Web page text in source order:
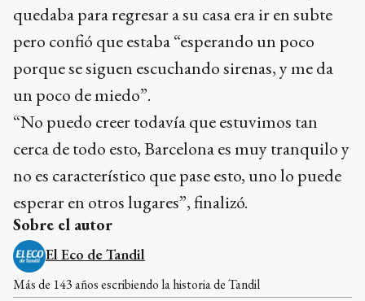
quedaba para regresar a su casa era ir en subte
pero confió que estaba “esperando un poco
porque se siguen escuchando sirenas, y me da
un poco de miedo”.
“No puedo creer todavía que estuvimos tan
cerca de todo esto, Barcelona es muy tranquilo y
no es característico que pase esto, uno lo puede
esperar en otros lugares”, finalizó.
Sobre el autor
El Eco de Tandil
Más de 143 años escribiendo la historia de Tandil